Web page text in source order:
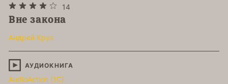
14
Вне закона
Андрей Круз
АУДИОКНИГА
AudioAction (1C)